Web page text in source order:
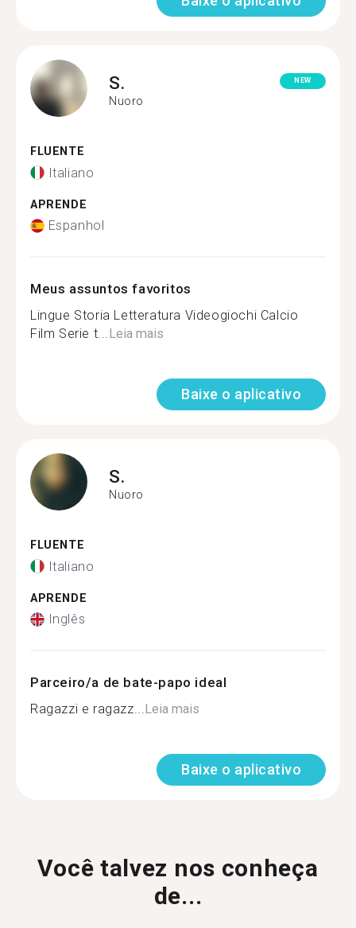
S.
Nuoro
NEW
FLUENTE
Italiano
APRENDE
Espanhol
Meus assuntos favoritos
Lingue Storia Letteratura Videogiochi Calcio
Film Serie t...Leia mais
Baixe o aplicativo
S.
Nuoro
FLUENTE
Italiano
APRENDE
Inglês
Parceiro/a de bate-papo ideal
Ragazzi e ragazz...Leia mais
Baixe o aplicativo
Você talvez nos conheça
de...